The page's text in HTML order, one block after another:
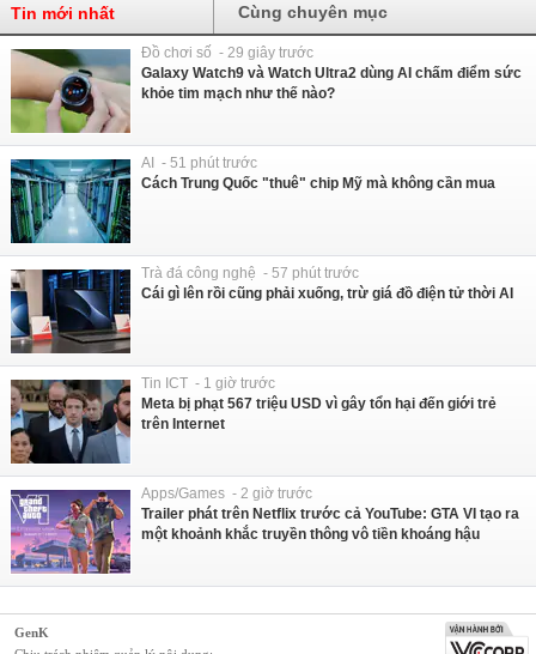
Tin mới nhất Cùng chuyên mục
Đồ chơi số - 29 giây trước
Galaxy Watch9 và Watch Ultra2 dùng AI chấm điểm sức
khỏe tim mạch như thế nào?
AI - 51 phút trước
Cách Trung Quốc "thuê" chip Mỹ mà không cần mua
Trà đá công nghệ - 57 phút trước
Cái gì lên rồi cũng phải xuống, trừ giá đồ điện tử thời AI
Tin ICT - 1 giờ trước
Meta bị phạt 567 triệu USD vì gây tổn hại đến giới trẻ
trên Internet
Apps/Games - 2 giờ trước
Trailer phát trên Netflix trước cả YouTube: GTA VI tạo ra
một khoảnh khắc truyền thông vô tiền khoáng hậu
GenK